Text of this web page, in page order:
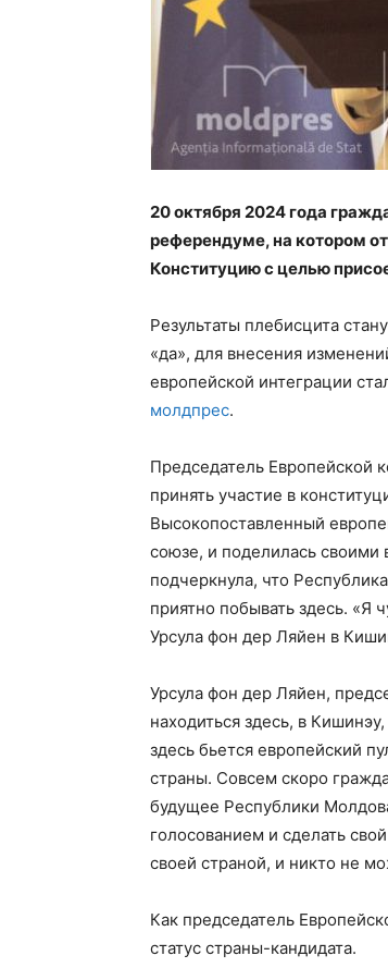
20 октября 2024 года
референдуме, на котором
Конституцию с целью
Результаты плебисцита
«да», для внесения
европейской интеграции
молдпрес.
Председатель Европейской
принять участие в
Высокопоставленный
союзе, и поделилась
подчеркнула, что
приятно побывать здесь. «Я
Урсула фон дер Ляйен в
Урсула фон дер Ляйен,
находиться здесь, в
здесь бьется европейский
страны. Совсем скоро
будущее Республики
голосованием и сделать
своей страной, и никто не
Как председатель
статус страны-кандидата.